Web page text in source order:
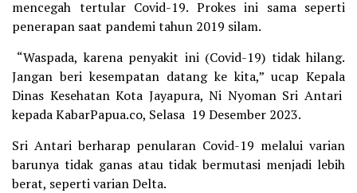
mencegah tertular Covid-19. Prokes ini sama seperti
penerapan saat pandemi tahun 2019 silam.
“Waspada, karena penyakit ini (Covid-19) tidak hilang.
Jangan beri kesempatan datang ke kita,” ucap Kepala
Dinas Kesehatan Kota Jayapura, Ni Nyoman Sri Antari
kepada KabarPapua.co, Selasa 19 Desember 2023.
Sri Antari berharap penularan Covid-19 melalui varian
barunya tidak ganas atau tidak bermutasi menjadi lebih
berat, seperti varian Delta.